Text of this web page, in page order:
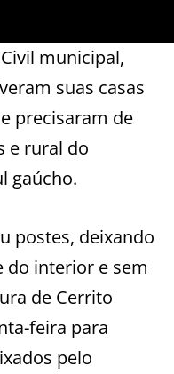
municipal,
suas casas
precisaram de
e rural do
gaúcho.
postes, deixando
do interior e sem
de Cerrito
feira para
pelo